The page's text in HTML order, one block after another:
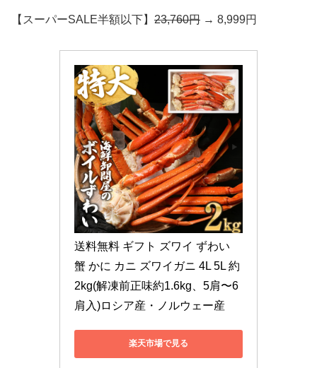
【スーパーSALE半額以下】 23,760円 → 8,999円
送料無料 ギフト ズワイ ずわい
蟹 かに カニ ズワイガニ 4L 5L 約
2kg(解凍前正味約1.6kg、5肩〜6
肩入)ロシア産・ノルウェー産
楽天市場で見る